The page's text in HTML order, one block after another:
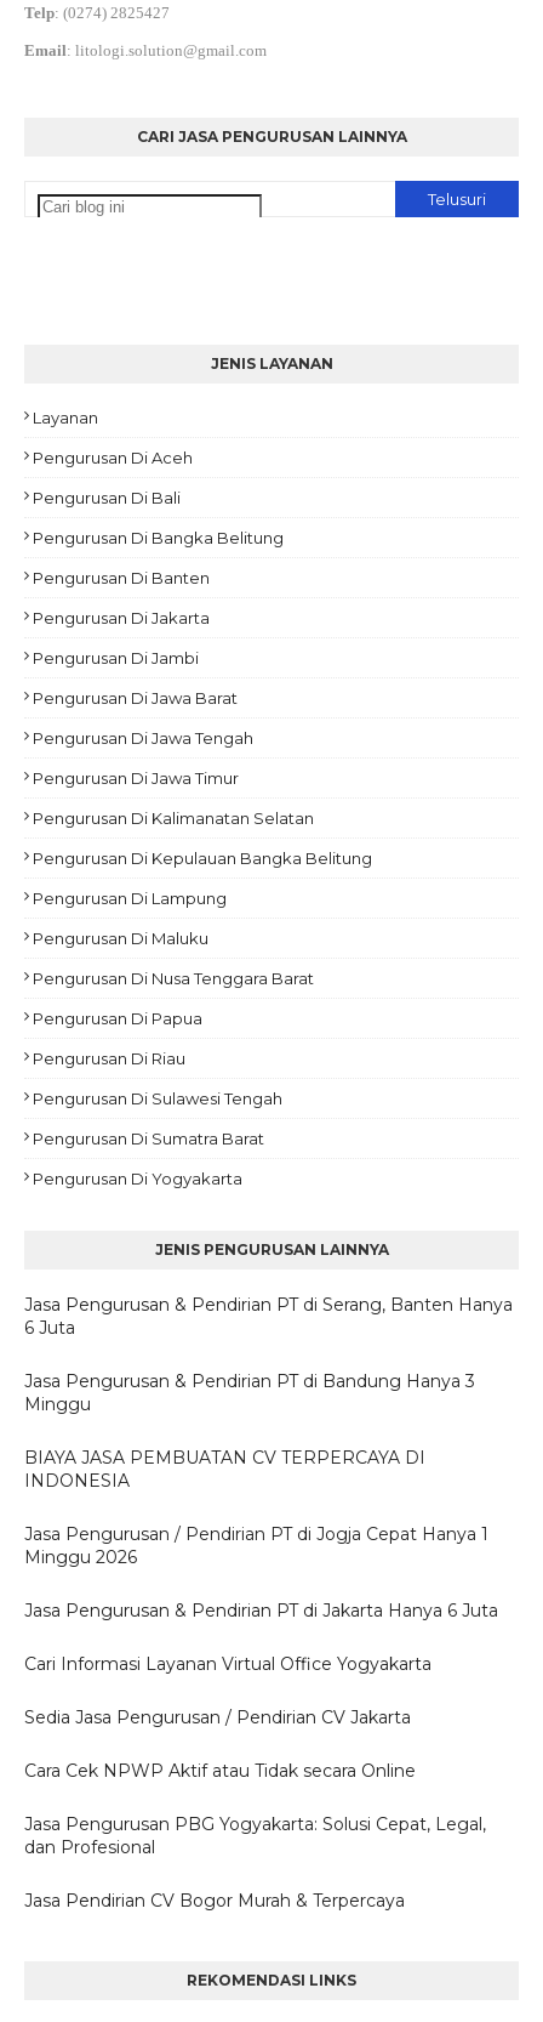
Telp: (0274) 2825427
Email: litologi.solution@gmail.com
CARI JASA PENGURUSAN LAINNYA
JENIS LAYANAN
Layanan
Pengurusan Di Aceh
Pengurusan Di Bali
Pengurusan Di Bangka Belitung
Pengurusan Di Banten
Pengurusan Di Jakarta
Pengurusan Di Jambi
Pengurusan Di Jawa Barat
Pengurusan Di Jawa Tengah
Pengurusan Di Jawa Timur
Pengurusan Di Kalimanatan Selatan
Pengurusan Di Kepulauan Bangka Belitung
Pengurusan Di Lampung
Pengurusan Di Maluku
Pengurusan Di Nusa Tenggara Barat
Pengurusan Di Papua
Pengurusan Di Riau
Pengurusan Di Sulawesi Tengah
Pengurusan Di Sumatra Barat
Pengurusan Di Yogyakarta
JENIS PENGURUSAN LAINNYA
Jasa Pengurusan & Pendirian PT di Serang, Banten Hanya
6 Juta
Jasa Pengurusan & Pendirian PT di Bandung Hanya 3
Minggu
BIAYA JASA PEMBUATAN CV TERPERCAYA DI
INDONESIA
Jasa Pengurusan / Pendirian PT di Jogja Cepat Hanya 1
Minggu 2026
Jasa Pengurusan & Pendirian PT di Jakarta Hanya 6 Juta
Cari Informasi Layanan Virtual Office Yogyakarta
Sedia Jasa Pengurusan / Pendirian CV Jakarta
Cara Cek NPWP Aktif atau Tidak secara Online
Jasa Pengurusan PBG Yogyakarta: Solusi Cepat, Legal,
dan Profesional
Jasa Pendirian CV Bogor Murah & Terpercaya
REKOMENDASI LINKS